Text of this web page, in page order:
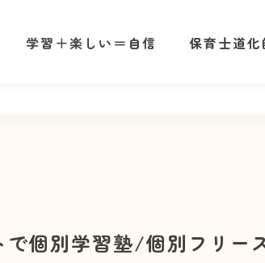
学習＋楽しい＝自信 保育士道
個別学習塾/個別フリー